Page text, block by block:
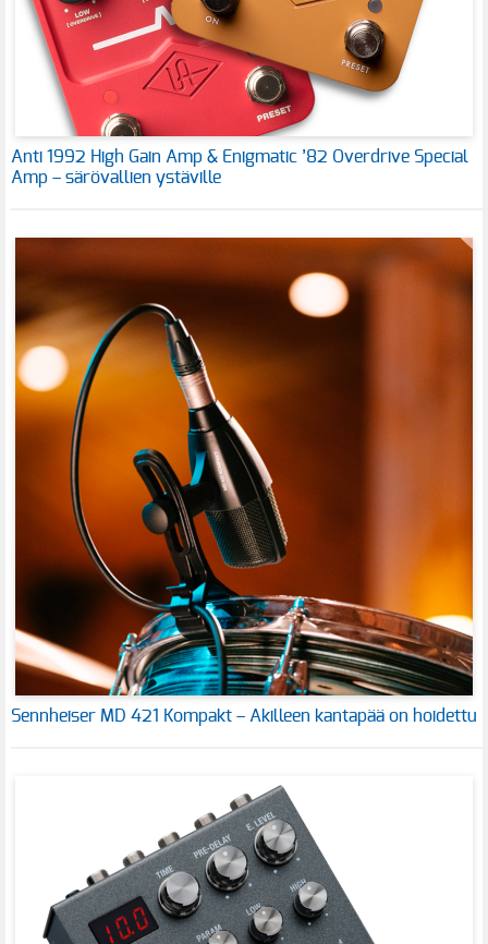
Anti 1992 High Gain Amp & Enigmatic ’82 Overdrive Special
Amp – särövallien ystäville
Sennheiser MD 421 Kompakt – Akilleen kantapää on hoidettu